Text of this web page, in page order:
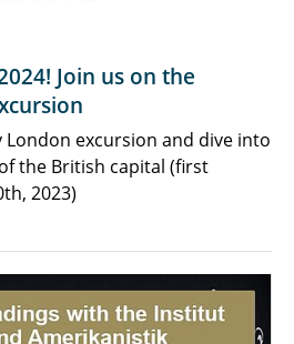
Join us on the
London excursion and dive into
the British capital (first
2023)